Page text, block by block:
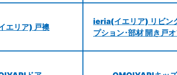
エリア) 戸襖
ieria(イエリア) リビン
プション･部材 開き戸